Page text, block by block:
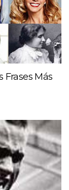
Frases Más